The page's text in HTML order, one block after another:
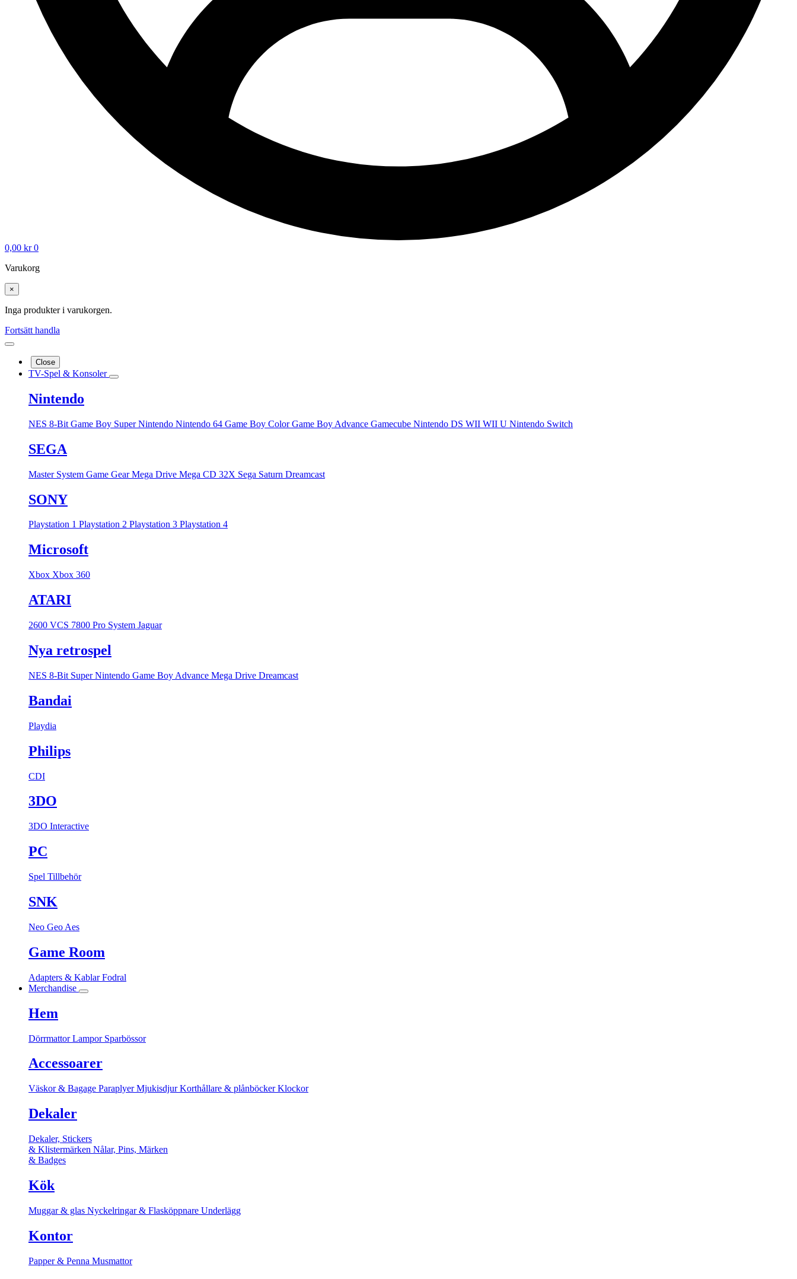
0,00 kr 0
Varukorg
×
Inga produkter i varukorgen.
Fortsätt handla
Close
TV-Spel & Konsoler
Nintendo
NES 8-Bit Game Boy Super Nintendo Nintendo 64 Game Boy ColorGame Boy Advance Gamecube Nintendo DS WII WII U Nintendo Switch
SEGA
Master System Game GearMega Drive Mega CD 32X Sega Saturn Dreamcast
SONY
Playstation 1 Playstation 2 Playstation 3 Playstation 4
Microsoft
Xbox Xbox 360
ATARI
2600 VCS 7800 Pro System Jaguar
Nya retrospel
NES 8-Bit Super Nintendo Game Boy Advance Mega Drive Dreamcast
Bandai
Playdia
Philips
CDI
3DO
3DO Interactive
PC
Spel Tillbehör
SNK
Neo Geo Aes
Game Room
Adapters & KablarFodral
Merchandise
Hem
DörrmattorLampor Sparbössor
Accessoarer
Väskor & Bagage ParaplyerMjukisdjurKorthållare & plånböckerKlockor
Dekaler
Dekaler, Stickers
& Klistermärken Nålar, Pins, Märken
& Badges
Kök
Muggar & glas Nyckelringar & Flasköppnare Underlägg
Kontor
Papper & Penna Musmattor